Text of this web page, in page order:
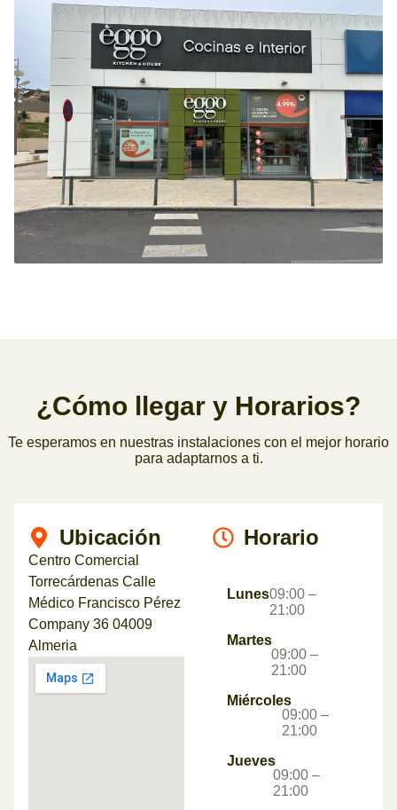
¿Cómo llegar y Horarios?
Te esperamos en nuestras instalaciones con el mejor horario
para adaptarnos a ti.
Ubicación
Centro Comercial
Torrecárdenas Calle
Médico Francisco Pérez
Company 36 04009
Almeria
Horario
Lunes09:00 –
21:00
Martes
09:00 –
21:00
Miércoles
09:00 –
21:00
Jueves
09:00 –
21:00